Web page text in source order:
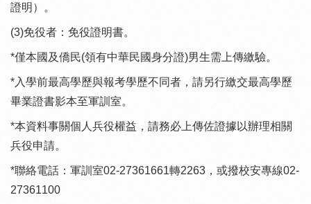
證明）。
(3)免役者：免役證明書。
*僅本國及僑民(領有中華民國身分證)男生需上傳繳驗。
*入學前最高學歷與報考學歷不同者，請另行繳交最高學歷
畢業證書影本至軍訓室。
*本資料事關個人兵役權益，請務必上傳佐證據以辦理相關
兵役申請。
*聯絡電話：軍訓室02-27361661轉2263，或撥校安專線02-
27361100